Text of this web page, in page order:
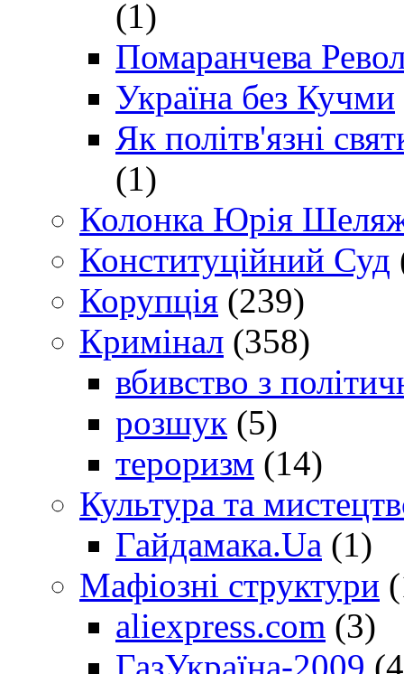
(1)
Помаранчева
Україна без Кучми
Як політв'язні
(1)
Колонка Юрія
Конституційний Суд
Корупція (239)
Кримінал (358)
вбивство з
розшук (5)
тероризм (14)
Культура та
Гайдамака.Ua (1)
Мафіозні структури
aliexpress.com (3)
ГазУкраїна-2009